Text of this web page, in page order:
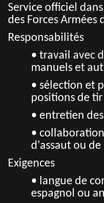
Service officiel
des Forces Armées
Responsabilités
• travail avec
manuels et
• sélection et
positions de tir
• entretien
•
d'assaut ou de
Exigences
• langue de
espagnol ou